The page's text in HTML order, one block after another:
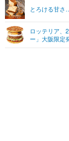
グラビア
ショッピ
とろける甘さ
ロッテリア、
ー」大阪限定